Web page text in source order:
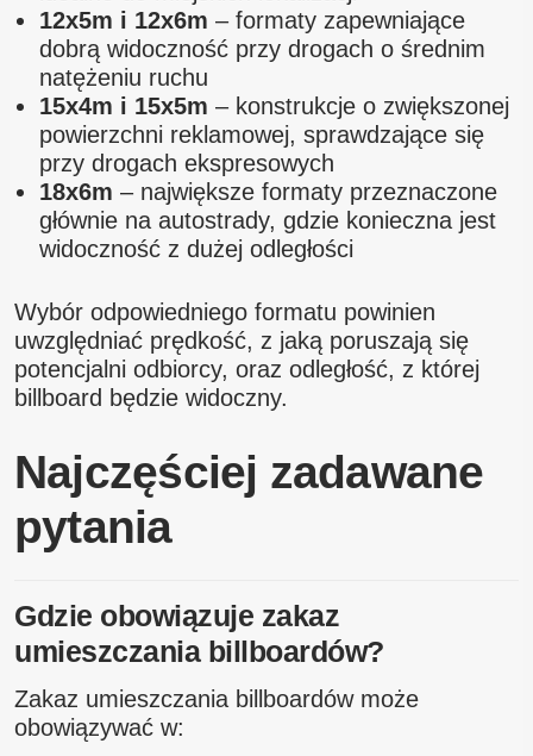
12x5m i 12x6m – formaty zapewniające
dobrą widoczność przy drogach o średnim
natężeniu ruchu
15x4m i 15x5m – konstrukcje o zwiększonej
powierzchni reklamowej, sprawdzające się
przy drogach ekspresowych
18x6m – największe formaty przeznaczone
głównie na autostrady, gdzie konieczna jest
widoczność z dużej odległości
Wybór odpowiedniego formatu powinien
uwzględniać prędkość, z jaką poruszają się
potencjalni odbiorcy, oraz odległość, z której
billboard będzie widoczny.
Najczęściej zadawane
pytania
Gdzie obowiązuje zakaz
umieszczania billboardów?
Zakaz umieszczania billboardów może
obowiązywać w: